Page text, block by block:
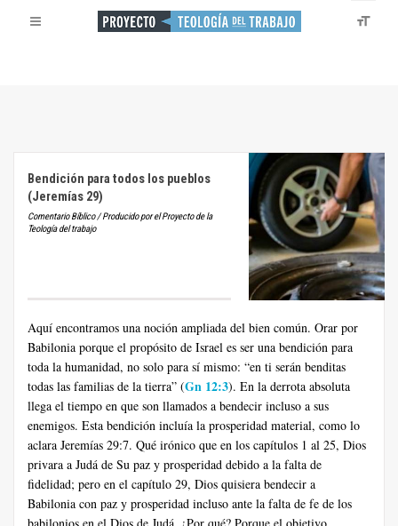
Bendición para todos los pueblos
(Jeremías 29)
Comentario Bíblico / Producido por el Proyecto de la
Teología del trabajo
Aquí encontramos una noción ampliada del bien común. Orar por
Babilonia porque el propósito de Israel es ser una bendición para
toda la humanidad, no solo para sí mismo: “en ti serán benditas
todas las familias de la tierra” (Gn 12:3). En la derrota absoluta
llega el tiempo en que son llamados a bendecir incluso a sus
enemigos. Esta bendición incluía la prosperidad material, como lo
aclara Jeremías 29:7. Qué irónico que en los capítulos 1 al 25, Dios
privara a Judá de Su paz y prosperidad debido a la falta de
fidelidad; pero en el capítulo 29, Dios quisiera bendecir a
Babilonia con paz y prosperidad incluso ante la falta de fe de los